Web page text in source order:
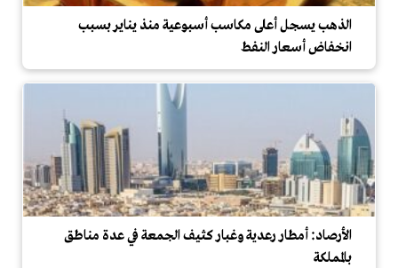
الذهب يسجل أعلى مكاسب أسبوعية منذ يناير بسبب
انخفاض أسعار النفط
الأرصاد: أمطار رعدية وغبار كثيف الجمعة في عدة مناطق
بالمملكة